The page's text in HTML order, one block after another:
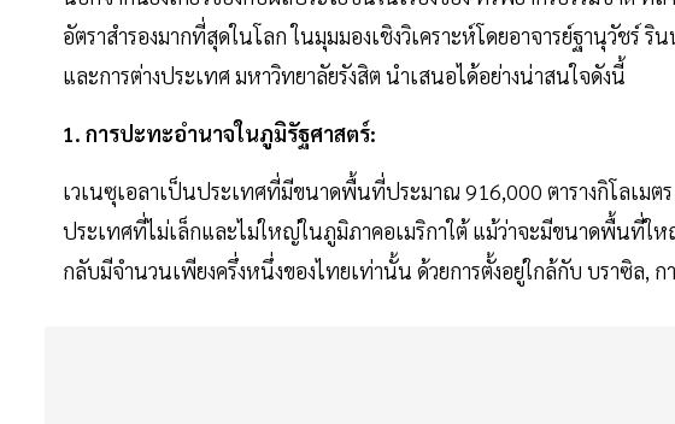
อัตราสำรองมากที่สุดในโลก ในมุมมองเชิงวิเคราะห์โดยอาจารย์ฐานุวัช
และการต่างประเทศ มหาวิทยาลัยรังสิต นำเสนอได้อย่างน่าสนใจดังนี้
1. การปะทะอำนาจในภูมิรัฐศาสตร์:
เวเนซุเอลาเป็นประเทศที่มีขนาดพื้นที่ประมาณ 916,000 ตารางกิโลเม
ประเทศที่ไม่เล็กและไม่ใหญ่ในภูมิภาคอเมริกาใต้ แม้ว่าจะมีขนาดพื้นที่ใ
กลับมีจำนวนเพียงครึ่งหนึ่งของไทยเท่านั้น ด้วยการตั้งอยู่ใกล้กับ บราซิล,